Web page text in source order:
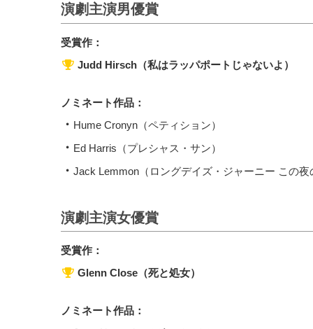
演劇主演男優賞
受賞作：
Judd Hirsch（私はラッパポートじゃないよ）
ノミネート作品：
Hume Cronyn（ペティション）
Ed Harris（プレシャス・サン）
Jack Lemmon（ロングデイズ・ジャーニー この夜
演劇主演女優賞
受賞作：
Glenn Close（死と処女）
ノミネート作品：